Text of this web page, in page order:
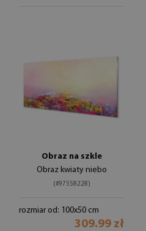
Obraz na szkle
Obraz kwiaty niebo
(#97558228)
rozmiar od: 100x50 cm
309.99 zł